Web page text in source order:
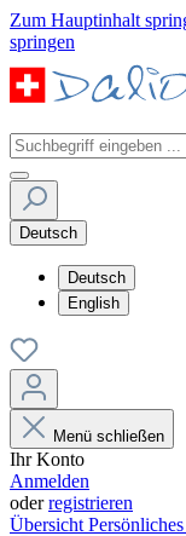
Zum Hauptinhalt
springen
Deutsch
Deutsch
English
Menü schließen
Ihr Konto
Anmelden
oderregistrieren
Übersicht